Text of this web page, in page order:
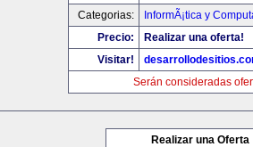
Categorias:
InformÃ¡tica y
Precio:
Realizar una oferta!
Visitar!
Serán consideradas
Realizar una Oferta